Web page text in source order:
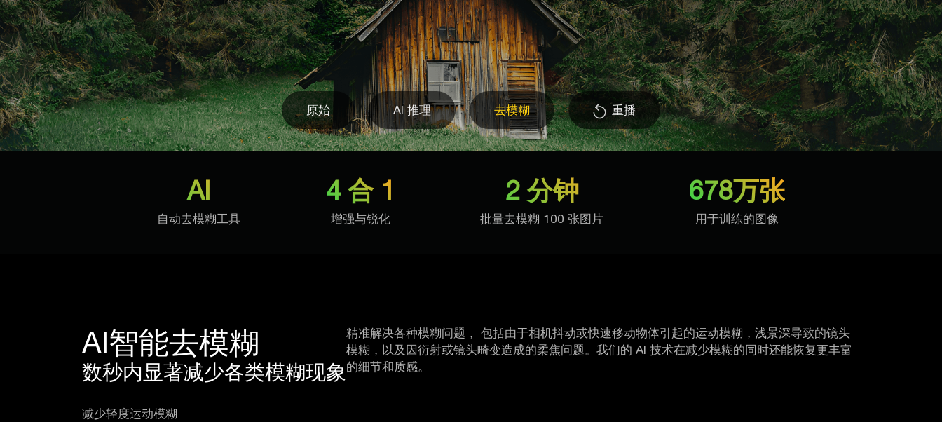
原始 AI 推理 去模糊 重播
AI
自动去模糊工具
4 合 1
增强与锐化
2 分钟
批量去模糊 100 张图片
678万张
用于训练的图像
AI智能去模糊
数秒内显著减少各类模糊现象
减少轻度运动模糊
精准解决各种模糊问题， 包括由于相机抖动或快速移动物体引起的运动模糊，浅景深导致的镜头
模糊，以及因衍射或镜头畸变造成的柔焦问题。我们的 AI 技术在减少模糊的同时还能恢复更丰富
的细节和质感。